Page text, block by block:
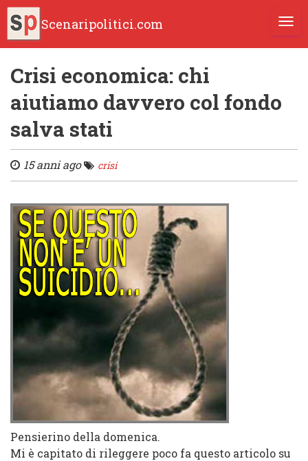
Scenaripolitici.com
Crisi economica: chi
aiutiamo davvero col fondo
salva stati
15 anni ago crisi
Pensierino della domenica.
Mi è capitato di rileggere poco fa questo articolo su